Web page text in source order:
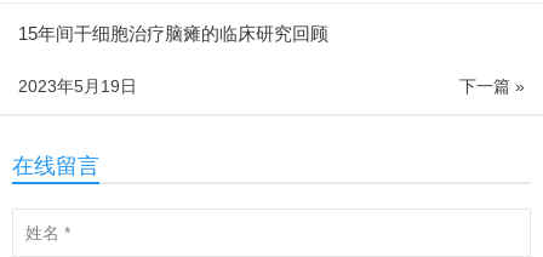
15年间干细胞治疗脑瘫的临床研究回顾
下一篇 »
2023年5月19日
在线留言